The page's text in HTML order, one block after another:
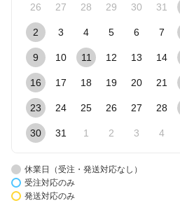
26 27 28 29 30 31
2 3 4 5 6 7
9 10 11 12 13 14
16 17 18 19 20 21
23 24 25 26 27 28
30 31 1 2 3 4
休業日（受注・発送対応なし）
受注対応のみ
発送対応のみ